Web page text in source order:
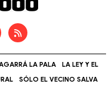
LA PALA
LA LEY Y EL
SÓLO EL VECINO SALVA